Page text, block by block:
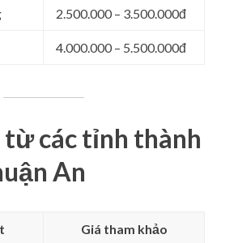
2.500.000 – 3.500.000đ
4.000.000 – 5.500.000đ
từ các tỉnh thành
An
Giá tham khảo